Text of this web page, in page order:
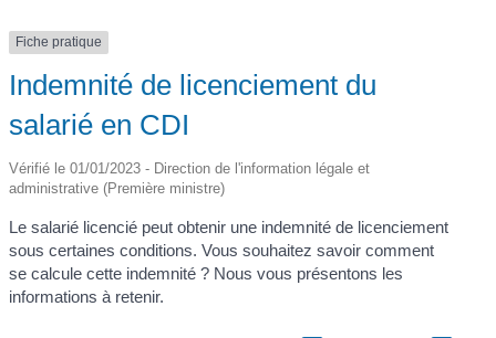
Fiche pratique
Indemnité de licenciement du
salarié en CDI
Vérifié le 01/01/2023 - Direction de l'information légale et
administrative (Première ministre)
Le salarié licencié peut obtenir une indemnité de licenciement
sous certaines conditions. Vous souhaitez savoir comment
se calcule cette indemnité ? Nous vous présentons les
informations à retenir.